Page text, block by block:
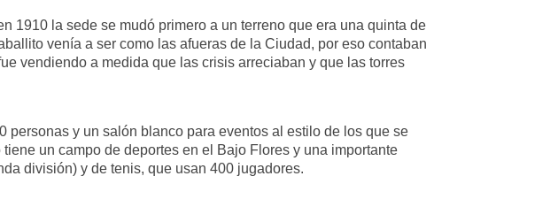
1910 la sede se mudó primero a un terreno que era una quinta de
venía a ser como las afueras de la Ciudad, por eso contaban
vendiendo a medida que las crisis arreciaban y que las torres
personas y un salón blanco para eventos al estilo de los que se
un campo de deportes en el Bajo Flores y una importante
división) y de tenis, que usan 400 jugadores.